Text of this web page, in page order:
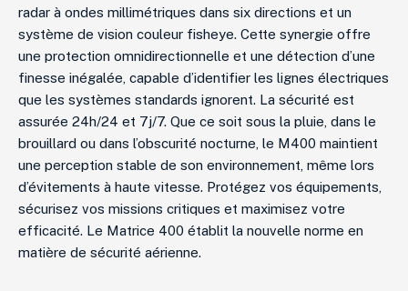
radar à ondes millimétriques dans six directions et un
système de vision couleur fisheye. Cette synergie offre
une protection omnidirectionnelle et une détection d’une
finesse inégalée, capable d’identifier les lignes électriques
que les systèmes standards ignorent. La sécurité est
assurée 24h/24 et 7j/7. Que ce soit sous la pluie, dans le
brouillard ou dans l’obscurité nocturne, le M400 maintient
une perception stable de son environnement, même lors
d’évitements à haute vitesse. Protégez vos équipements,
sécurisez vos missions critiques et maximisez votre
efficacité. Le Matrice 400 établit la nouvelle norme en
matière de sécurité aérienne.